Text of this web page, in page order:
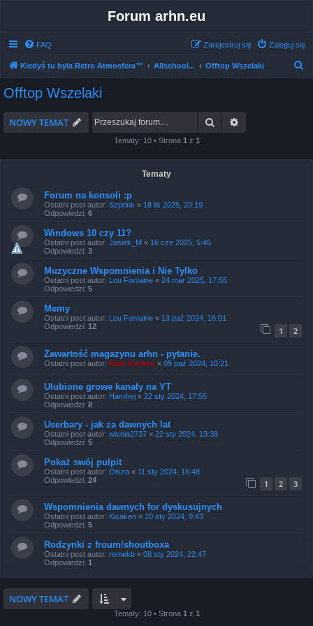
Forum arhn.eu
FAQ Zaloguj się
Zarejestruj się
Kiedyś tu była Retro Atmosfera™ Allschool... Offtop Wszelaki
Offtop Wszelaki
NOWY TEMAT Szukaj
Tematy: 10 • Strona 1 z 1
Tematy
Forum na konsoli :p
Ostatni post autor: Szprink « 18 lis 2025, 20:19
Odpowiedzi: 6
Windows 10 czy 11?
Ostatni post autor: Jasiek_M « 16 cze 2025, 5:46
Odpowiedzi: 3
Muzyczne Wspomnienia i Nie Tylko
Ostatni post autor: Lou Fontaine « 24 mar 2025, 17:55
Odpowiedzi: 5
Memy
Ostatni post autor: Lou Fontaine « 13 paź 2024, 16:01
Odpowiedzi: 12 1 2
Zawartość magazynu arhn - pytanie.
Ostatni post autor: Dark Archon « 09 paź 2024, 10:21
Ulubione growe kanały na YT
Ostatni post autor: Hamfrej « 22 sty 2024, 17:55
Odpowiedzi: 8
Userbary - jak za dawnych lat
Ostatni post autor: wisnia2737 « 22 sty 2024, 13:38
Odpowiedzi: 5
Pokaż swój pulpit
Ostatni post autor: Olsza « 11 sty 2024, 16:48
Odpowiedzi: 24 1 2 3
Wspomnienia dawnych for dyskusujnych
Ostatni post autor: Kicaken « 10 sty 2024, 9:43
Odpowiedzi: 5
Rodzynki z froum/shoutboxa
Ostatni post autor: romekb « 08 sty 2024, 22:47
Odpowiedzi: 1
NOWY TEMAT
Tematy: 10 • Strona 1 z 1